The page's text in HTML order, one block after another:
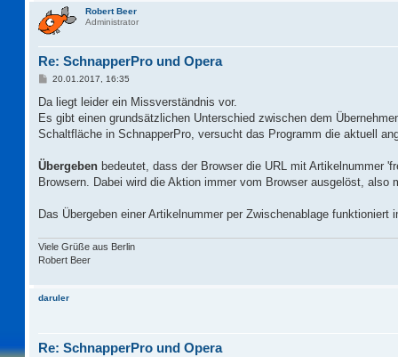
Robert Beer
Administrator
Re: SchnapperPro und Opera
B
i
r
a
20.01.2017, 16:35
Da liegt leider ein Missverständnis vor.
Es gibt einen grundsätzlichen Unterschied zwischen dem
Schaltfläche in SchnapperPro, versucht das Programm die aktuell
Übergeben bedeutet, dass der Browser die URL mit Artikelnummer
Browsern. Dabei wird die Aktion immer vom Browser ausgelöst,
Das Übergeben einer Artikelnummer per Zwischenablage
Viele Grüße aus Berlin
Robert Beer
daruler
Re: SchnapperPro und Opera